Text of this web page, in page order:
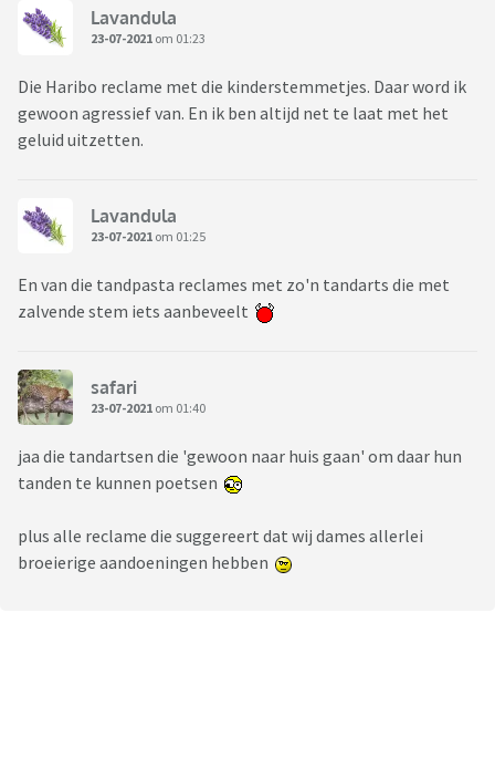
Lavandula
23-07-2021 om 01:23
Die Haribo reclame met die kinderstemmetjes. Daar word ik
gewoon agressief van. En ik ben altijd net te laat met het
geluid uitzetten.
Lavandula
23-07-2021 om 01:25
En van die tandpasta reclames met zo'n tandarts die met
zalvende stem iets aanbeveelt
safari
23-07-2021 om 01:40
jaa die tandartsen die 'gewoon naar huis gaan' om daar hun
tanden te kunnen poetsen
plus alle reclame die suggereert dat wij dames allerlei
broeierige aandoeningen hebben